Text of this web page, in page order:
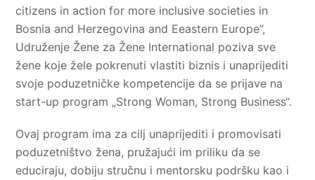
citizens in action for more inclusive societies in
Bosnia and Herzegovina and Eeastern Europe”,
Udruženje Žene za Žene International poziva sve
žene koje žele pokrenuti vlastiti biznis i unaprijediti
svoje poduzetničke kompetencije da se prijave na
start-up program „Strong Woman, Strong Business“.
Ovaj program ima za cilj unaprijediti i promovisati
poduzetništvo žena, pružajući im priliku da se
educiraju, dobiju stručnu i mentorsku podršku kao i